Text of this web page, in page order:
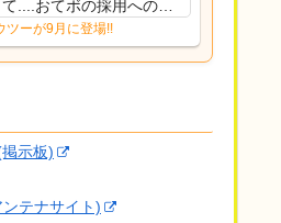
....おてボの採用への影
す。ありがとうござい
ぶ強めのABBレントラ
安なんで1枚目にしよう
ツーが9月に登場!!
示板)
ンテナサイト)